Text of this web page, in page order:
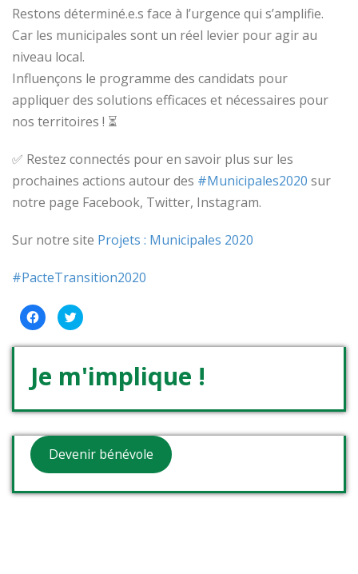
Restons déterminé.e.s face à l’urgence qui s’amplifie.
Car les municipales sont un réel levier pour agir au
niveau local.
Influençons le programme des candidats pour
appliquer des solutions efficaces et nécessaires pour
nos territoires ! ⏳
✅ Restez connectés pour en savoir plus sur les
prochaines actions autour des #Municipales2020 sur
notre page Facebook, Twitter, Instagram.
Sur notre site Projets : Municipales 2020
#PacteTransition2020
Cliquez
pour
partager
sur
une
nouvelle
Cliquez
pour
sur
une
nouvelle
Je m'implique !
Devenir bénévole